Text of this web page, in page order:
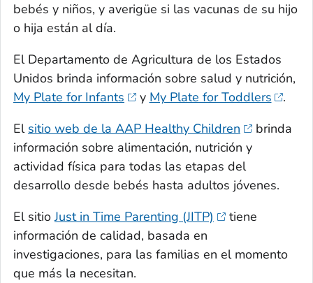
bebés y niños, y averigüe si las vacunas de su hijo
o hija están al día.
El Departamento de Agricultura de los Estados
Unidos brinda información sobre salud y nutrición,
My Plate for Infants
y My Plate for Toddlers
.
El sitio web de la AAP Healthy Children
brinda
información sobre alimentación, nutrición y
actividad física para todas las etapas del
desarrollo desde bebés hasta adultos jóvenes.
El sitioJust in Time Parenting (JITP)
tiene
información de calidad, basada en
investigaciones, para las familias en el momento
que más la necesitan.